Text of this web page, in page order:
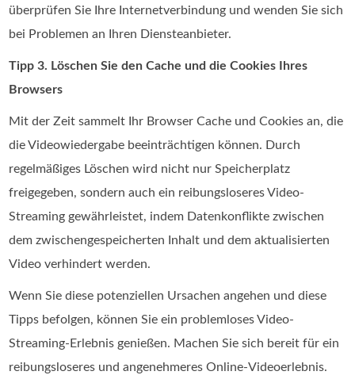
überprüfen Sie Ihre Internetverbindung und wenden Sie sich
bei Problemen an Ihren Diensteanbieter.
Tipp 3. Löschen Sie den Cache und die Cookies Ihres
Browsers
Mit der Zeit sammelt Ihr Browser Cache und Cookies an, die
die Videowiedergabe beeinträchtigen können. Durch
regelmäßiges Löschen wird nicht nur Speicherplatz
freigegeben, sondern auch ein reibungsloseres Video-
Streaming gewährleistet, indem Datenkonflikte zwischen
dem zwischengespeicherten Inhalt und dem aktualisierten
Video verhindert werden.
Wenn Sie diese potenziellen Ursachen angehen und diese
Tipps befolgen, können Sie ein problemloses Video-
Streaming-Erlebnis genießen. Machen Sie sich bereit für ein
reibungsloseres und angenehmeres Online-Videoerlebnis.